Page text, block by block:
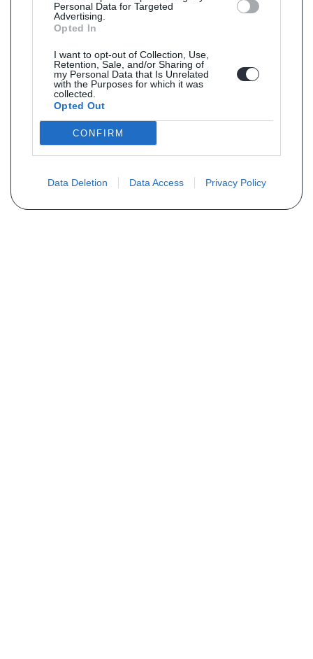
Personal Data for Targeted
Advertising.
Opted In
I want to opt-out of Collection, Use,
Retention, Sale, and/or Sharing of
my Personal Data that Is Unrelated
with the Purposes for which it was
collected.
Opted Out
CONFIRM
Data Deletion Data Access Privacy Policy